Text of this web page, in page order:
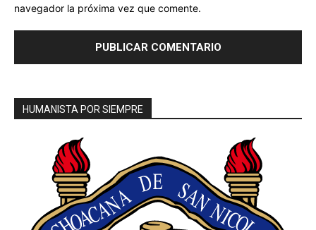
navegador la próxima vez que comente.
HUMANISTA POR SIEMPRE